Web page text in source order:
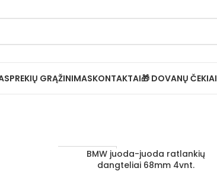
PREKIŲ GRĄŽINIMASKONTAKTAI🎁 DOVANŲ ČEKIAI
1–3 D. D.
Į KREPŠELĮBMW juoda-juoda ratlankių
dangteliai 68mm 4vnt.